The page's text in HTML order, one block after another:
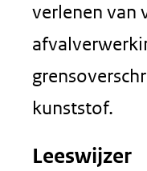
verlenen van
kunststof.
Leeswijzer